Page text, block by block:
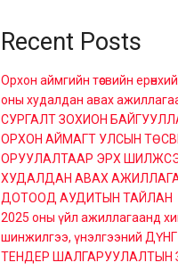
Recent Posts
Орхон аймгийн төсвийн
оны худалдан авах
СУРГАЛТ ЗОХИОН
ОРХОН АЙМАГТ УЛСЫН
ОРУУЛАЛТААР ЭРХ
ХУДАЛДАН АВАХ
ДОТООД АУДИТЫН ТАЙЛАН
2025 оны үйл ажиллагаанд
шинжилгээ, үнэлгээний
ТЕНДЕР ШАЛГАРУУЛАЛТЫН